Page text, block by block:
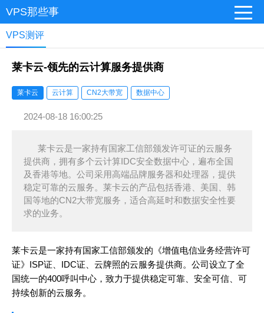
VPS那些事
VPS测评
莱卡云-领先的云计算服务提供商
莱卡云 云计算 CN2大带宽 数据中心
2024-08-18 16:00:25
莱卡云是一家持有国家工信部颁发许可证的云服务
提供商，拥有多个云计算IDC安全数据中心，遍布全国
及香港等地。公司采用高端品牌服务器和处理器，提供
稳定可靠的云服务。莱卡云的产品包括香港、美国、韩
国等地的CN2大带宽服务，适合高延时和数据安全性要
求的业务。
莱卡云是一家持有国家工信部颁发的《增值电信业务经营许可
证》ISP证、IDC证、云牌照的云服务提供商。公司设立了全
国统一的400呼叫中心，致力于提供稳定可靠、安全可信、可
持续创新的云服务。